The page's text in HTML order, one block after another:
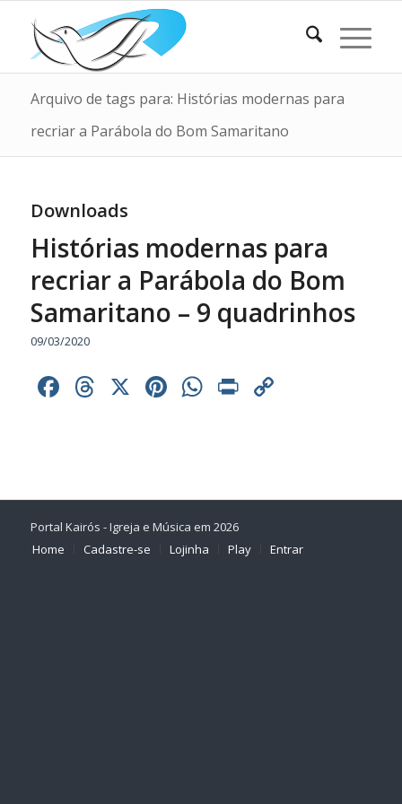
Arquivo de tags para: Histórias modernas para
recriar a Parábola do Bom Samaritano
Downloads
Histórias modernas para
recriar a Parábola do Bom
Samaritano – 9 quadrinhos
09/03/2020
Facebook
Threads
X Pinterest
WhatsApp
Print
Portal Kairós - Igreja e Música em 2026
Home
Cadastre-se Lojinha Play Entrar